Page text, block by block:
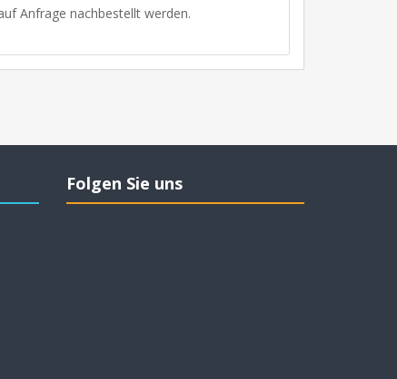
Anfrage nachbestellt werden.
Folgen Sie uns